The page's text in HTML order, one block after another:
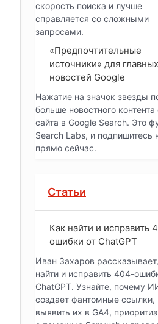
скорость поиска и лучше
справляется со сложными
запросами.
«Предпочтительные
источники» для главных
новостей Google
Нажатие на значок звезды
больше новостного контента
сайта в Google Search. Это
Search Labs, и подпишитесь
прямо сейчас.
Статьи
Как найти и исправить
ошибки от ChatGPT
Иван Захаров
найти и исправить 404-
ChatGPT. Узнайте, почему
создает фантомные ссылки,
выявить их в GA4,